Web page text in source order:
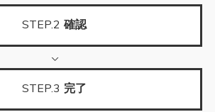
STEP.2 確認
STEP.3 完了